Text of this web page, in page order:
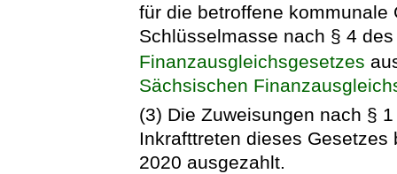
für die betroffene
Schlüsselmasse nach § 4
Finanzausgleichsgesetzes
Sächsischen
(3) Die Zuweisungen nach §
Inkrafttreten dieses
2020 ausgezahlt.